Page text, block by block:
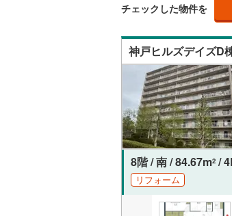
チェックした物件を
神戸ヒルズデイズD
8階 / 南 / 84.67m2 /
リフォーム
該当物件0件
該当物件0件
該当物件0件
該当物件0件
該当物件0件
該当物件0件